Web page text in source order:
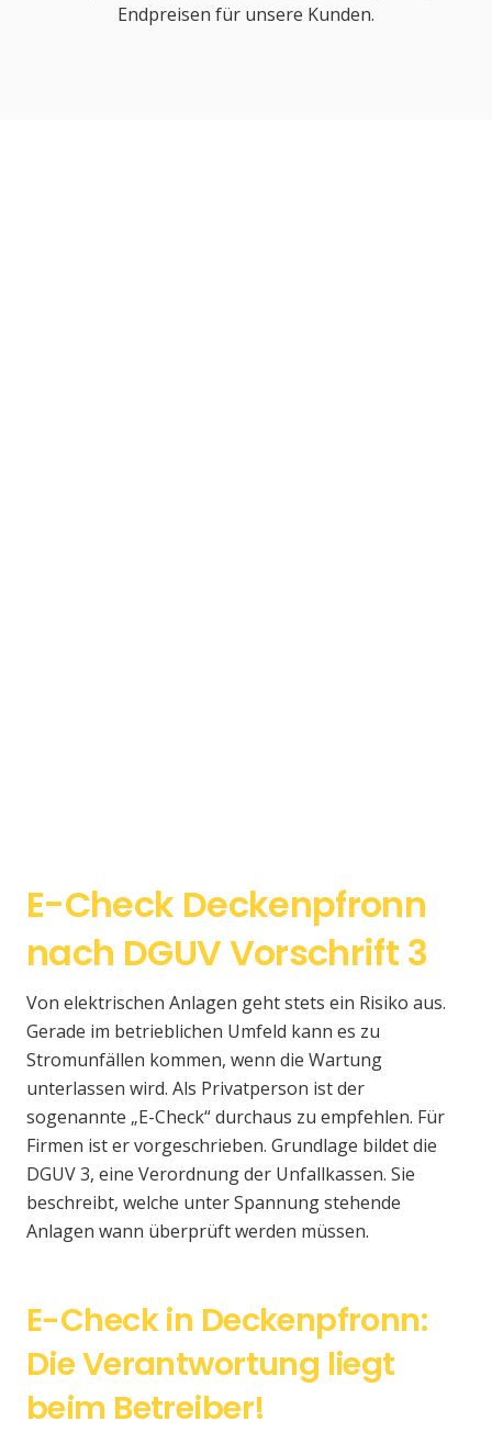
Endpreisen für unsere Kunden.
E-Check Deckenpfronn
nach DGUV Vorschrift 3
Von elektrischen Anlagen geht stets ein Risiko aus.
Gerade im betrieblichen Umfeld kann es zu
Stromunfällen kommen, wenn die Wartung
unterlassen wird. Als Privatperson ist der
sogenannte „E-Check“ durchaus zu empfehlen. Für
Firmen ist er vorgeschrieben. Grundlage bildet die
DGUV 3, eine Verordnung der Unfallkassen. Sie
beschreibt, welche unter Spannung stehende
Anlagen wann überprüft werden müssen.
E-Check in Deckenpfronn:
Die Verantwortung liegt
beim Betreiber!